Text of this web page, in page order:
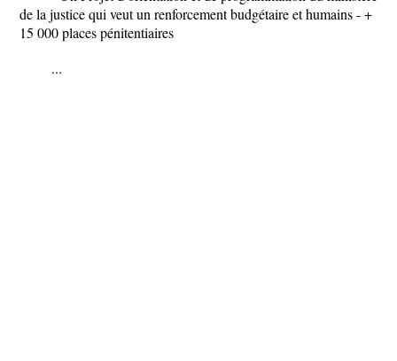
de la justice qui veut un renforcement budgétaire et humains - +
15 000 places pénitentiaires
...